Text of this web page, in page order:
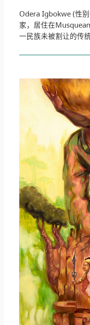
Odera Igbokwe (性
家，居住在
一民族未被割让的传